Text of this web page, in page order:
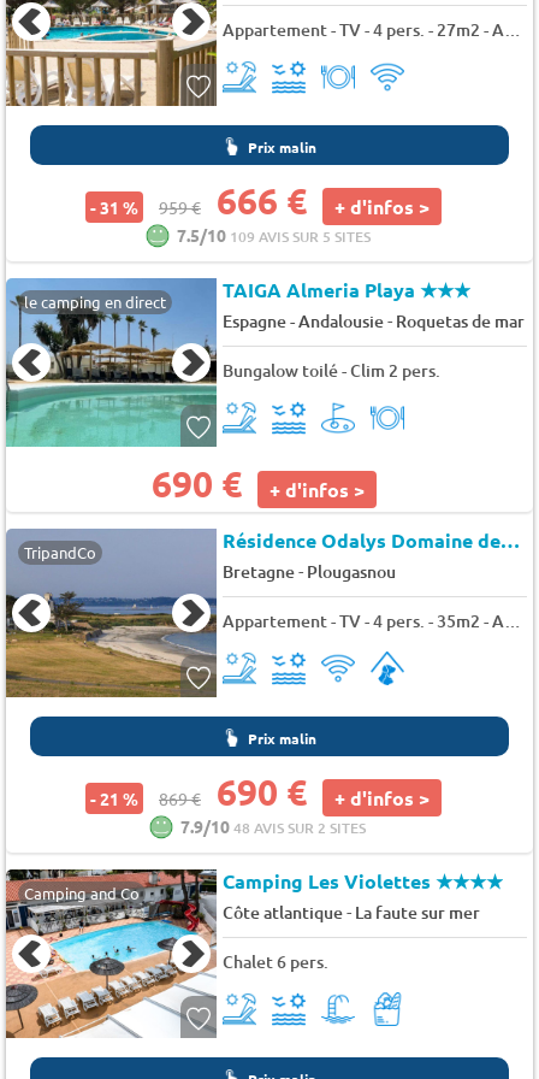
Appartement - TV - 4 pers. - 27m2 - Animaux admis
Prix malin
- 31 % 959 € 666 € + d'infos >
7.5/10 109 AVIS SUR 5 SITES
le camping en direct TAIGA Almeria Playa★★★
Espagne - Andalousie- Roquetas de mar
Bungalow toilé - Clim 2 pers.
690 € + d'infos >
TripandCo Résidence Odalys Domaine des Roches Jaunes
Bretagne- Plougasnou
Appartement - TV - 4 pers. - 35m2 - Animaux admis
Prix malin
- 21 % 869 € 690 € + d'infos >
7.9/1048 AVIS SUR 2 SITES
Camping and Co Camping Les Violettes★★★★
Côte atlantique- La faute sur mer
Chalet 6 pers.